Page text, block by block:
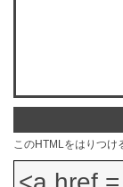
このHTMLをはりつけ